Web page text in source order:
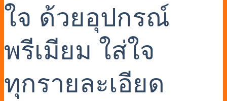
ใจ ด้วยอุปกรณ์
พรีเมียม ใส่ใจ
ทุกรายละเอียด